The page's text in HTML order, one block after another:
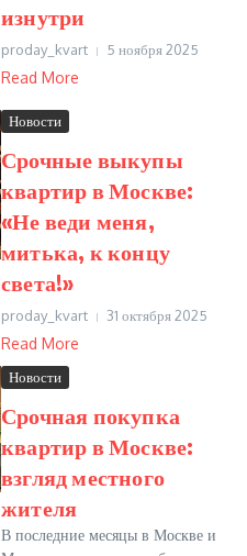
изнутри
proday_kvart 5 ноября 2025
Read More
Новости
Срочные выкупы
квартир в Москве:
«Не веди меня,
митька, к концу
света!»
proday_kvart 31 октября 2025
Read More
Новости
Срочная покупка
квартир в Москве:
взгляд местного
жителя
В последние месяцы в Москве и